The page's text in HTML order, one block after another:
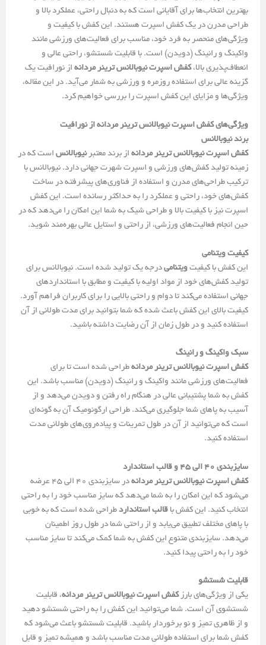
بهترین انتخاب‌ها برای آقایانی است که به دنبال راحتی، عملکرد بالا و
طراحی مدرن در یک کفش اسپرت هستند. این کفش با کیفیت و
ویژگی‌های منحصر به فرد خود، مناسب برای فعالیت‌های ورزشی مانند
واکینگ و رانینگ (دویدن) است. با قابلیت شستشو، راحتی عالی و
انعطاف‌پذیری بالا،کفش اسپرت نیوبالانس ترینر مردانه از نورافیت یک
گزینه عالی برای استفاده روزمره و ورزشی به شمار می‌آید. در این مقاله،
ویژگی‌ها و مزایای این کفش اسپرت را بررسی خواهیم کرد.
ویژگی‌های کفش اسپرت نیوبالانس ترینر مردانه از نورافیت
برند نیوبالانس
کفش اسپرت نیوبالانس ترینر مردانه از برند معتبرنیوبالانس است که در
زمینه تولید کفش‌های ورزشی و اسپرت شهرت جهانی دارد. نیوبالانس با
ترکیب طراحی‌های مدرن و استفاده از فناوری‌های پیشرفته در ساخت
کفش‌های خود، راحتی و عملکرد را به حداکثر رسانده است. این کفش
اسپرت نیز با کیفیت بالا و طراحی شیک به شما این امکان را می‌دهد که در
حین انجام فعالیت‌های ورزشی، از راحتی و استایل عالی بهره‌مند شوید.
کیفیت ویتنامی
این کفش با کیفیت ویتنامی درجه یک تولید شده است. نیوبالانس برای
تولید کفش‌های خود از مواد اولیه با کیفیت و مطابق با استانداردهای
جهانی استفاده می‌کند تا دوام و راحتی بالایی را برای کاربران فراهم آورد.
کیفیت بالای این کفش باعث شده که شما بتوانید برای مدت طولانی از آن
استفاده کنید و در طول زمان از آن رضایت داشته باشید.
سبک واکینگ و رانینگ
کفش اسپرت نیوبالانس ترینر مردانه طراحی شده است تا برای
فعالیت‌های ورزشی مانند واکینگ و رانینگ (دویدن) مناسب باشد. این
کفش به شما پشتیبانی عالی در هنگام راه رفتن و دویدن می‌دهد و از
آسیب به پاهای شما جلوگیری می‌کند. طراحی ارگونومیک آن به گونه‌ای
است که می‌توانید از آن در طول تمرینات و پیاده‌روی‌های طولانی مدت
استفاده کنید.
سایزبندی 40 الی 45 و قالب استاندارد
کفش اسپرت نیوبالانس ترینر مردانه
در سایزبندی 40 الی 45 عرضه
می‌شود که این امکان را به شما می‌دهد که سایز مناسب خود را به راحتی
انتخاب کنید. این کفش با قالب استاندارد طراحی شده است که به خوبی
با پاهای مختلف تطبیق می‌یابد و از راحتی شما در طول روز اطمینان
می‌دهد. سایزبندی متنوع این کفش به شما کمک می‌کند تا سایز مناسب
خود را به راحتی پیدا کنید.
قابلیت شستشو
یکی از ویژگی‌های بارزکفش اسپرت نیوبالانس ترینر مردانه، قابلیت
شستشوی آن است. شما می‌توانید این کفش را به راحتی شستشو دهید
و از ظاهری تمیز و نو برخوردار باشید. قابلیت شستشو باعث می‌شود که
کفش شما برای استفاده طولانی مدت مناسب باشد و همیشه تمیز و قابل